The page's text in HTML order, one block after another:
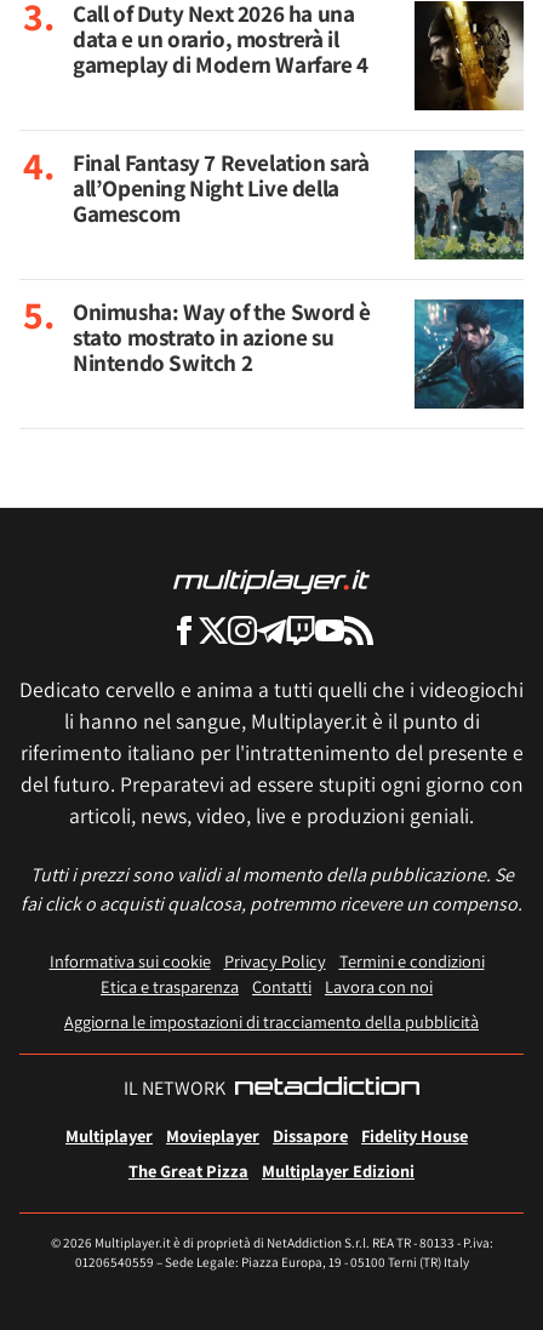
Call of Duty Next 2026 ha una
data e un orario, mostrerà il
gameplay di Modern Warfare 4
Final Fantasy 7 Revelation sarà
all’Opening Night Live della
Gamescom
Onimusha: Way of the Sword è
stato mostrato in azione su
Nintendo Switch 2
Dedicato cervello e anima a tutti quelli che i videogiochi
li hanno nel sangue, Multiplayer.it è il punto di
riferimento italiano per l'intrattenimento del presente e
del futuro. Preparatevi ad essere stupiti ogni giorno con
articoli, news, video, live e produzioni geniali.
Tutti i prezzi sono validi al momento della pubblicazione. Se
fai click o acquisti qualcosa, potremmo ricevere un compenso.
Informativa sui cookie Privacy Policy
Termini e condizioni
Etica e trasparenza Contatti
Lavora con noi
Aggiorna le impostazioni di tracciamento della pubblicità
IL NETWORK
Multiplayer Movieplayer Dissapore
Fidelity House
The Great Pizza
Multiplayer Edizioni
© 2026 Multiplayer.it è di proprietà di NetAddiction S.r.l. REA TR - 80133 - P.iva:
01206540559 – Sede Legale: Piazza Europa, 19 - 05100 Terni (TR) Italy